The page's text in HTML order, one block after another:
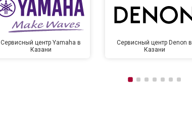
Сервисный центр Yamaha в
Казани
Сервисный центр Denon в
Казани